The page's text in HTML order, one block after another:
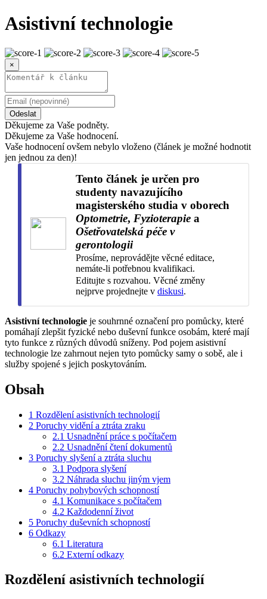
Asistivní technologie
×
Odeslat
Děkujeme za Vaše podněty.
Děkujeme za Vaše hodnocení.
Vaše hodnocení ovšem nebylo vloženo (článek je možné hodnotit
jen jednou za den)!
Tento článek je určen pro
studenty navazujícího
magisterského studia v oborech
Optometrie, Fyzioterapie a
Ošetřovatelská péče v
gerontologii
Prosíme, neprovádějte věcné editace,
nemáte-li potřebnou kvalifikaci.
Editujte s rozvahou. Věcné změny
nejprve projednejte v diskusi.
Asistivní technologie je souhrnné označení pro pomůcky, které
pomáhají zlepšit fyzické nebo duševní funkce osobám, které mají
tyto funkce z různých důvodů sníženy. Pod pojem asistivní
technologie lze zahrnout nejen tyto pomůcky samy o sobě, ale i
služby spojené s jejich poskytováním.
Obsah
1 Rozdělení asistivních technologií
2 Poruchy vidění a ztráta zraku
2.1 Usnadnění práce s počítačem
2.2 Usnadnění čtení dokumentů
3 Poruchy slyšení a ztráta sluchu
3.1 Podpora slyšení
3.2 Náhrada sluchu jiným vjem
4 Poruchy pohybových schopností
4.1 Komunikace s počítačem
4.2 Každodenní život
5 Poruchy duševních schopností
6 Odkazy
6.1 Literatura
6.2 Externí odkazy
Rozdělení asistivních technologií